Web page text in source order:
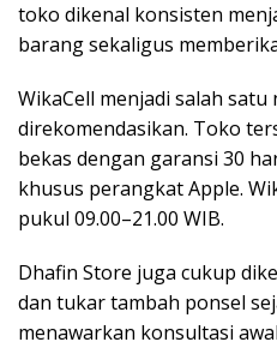
toko dikenal konsisten
barang sekaligus
WikaCell menjadi salah
direkomendasikan. Toko
bekas dengan garansi 30
khusus perangkat Apple.
pukul 09.00–21.00 WIB.
Dhafin Store juga cukup
dan tukar tambah ponsel
menawarkan konsultasi